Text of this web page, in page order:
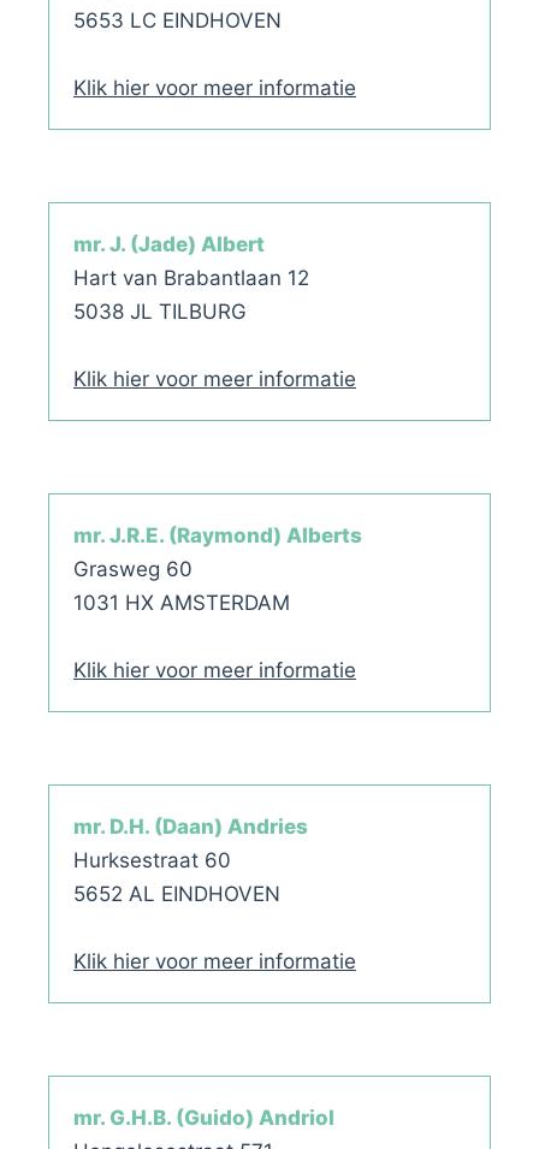
5653 LC EINDHOVEN
Klik hier voor meer informatie
mr. J. (Jade) Albert
Hart van Brabantlaan 12
5038 JL TILBURG
Klik hier voor meer informatie
mr. J.R.E. (Raymond) Alberts
Grasweg 60
1031 HX AMSTERDAM
Klik hier voor meer informatie
mr. D.H. (Daan) Andries
Hurksestraat 60
5652 AL EINDHOVEN
Klik hier voor meer informatie
mr. G.H.B. (Guido) Andriol